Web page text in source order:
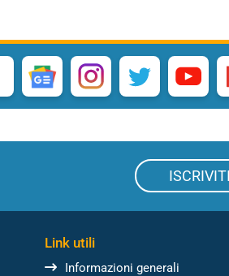
Link utili
Informazioni generali